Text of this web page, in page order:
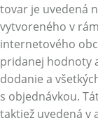
tovar je uvedená
vytvoreného v
internetového
pridanej hodnoty
dodanie a
s objednávkou.
taktiež uvedená v